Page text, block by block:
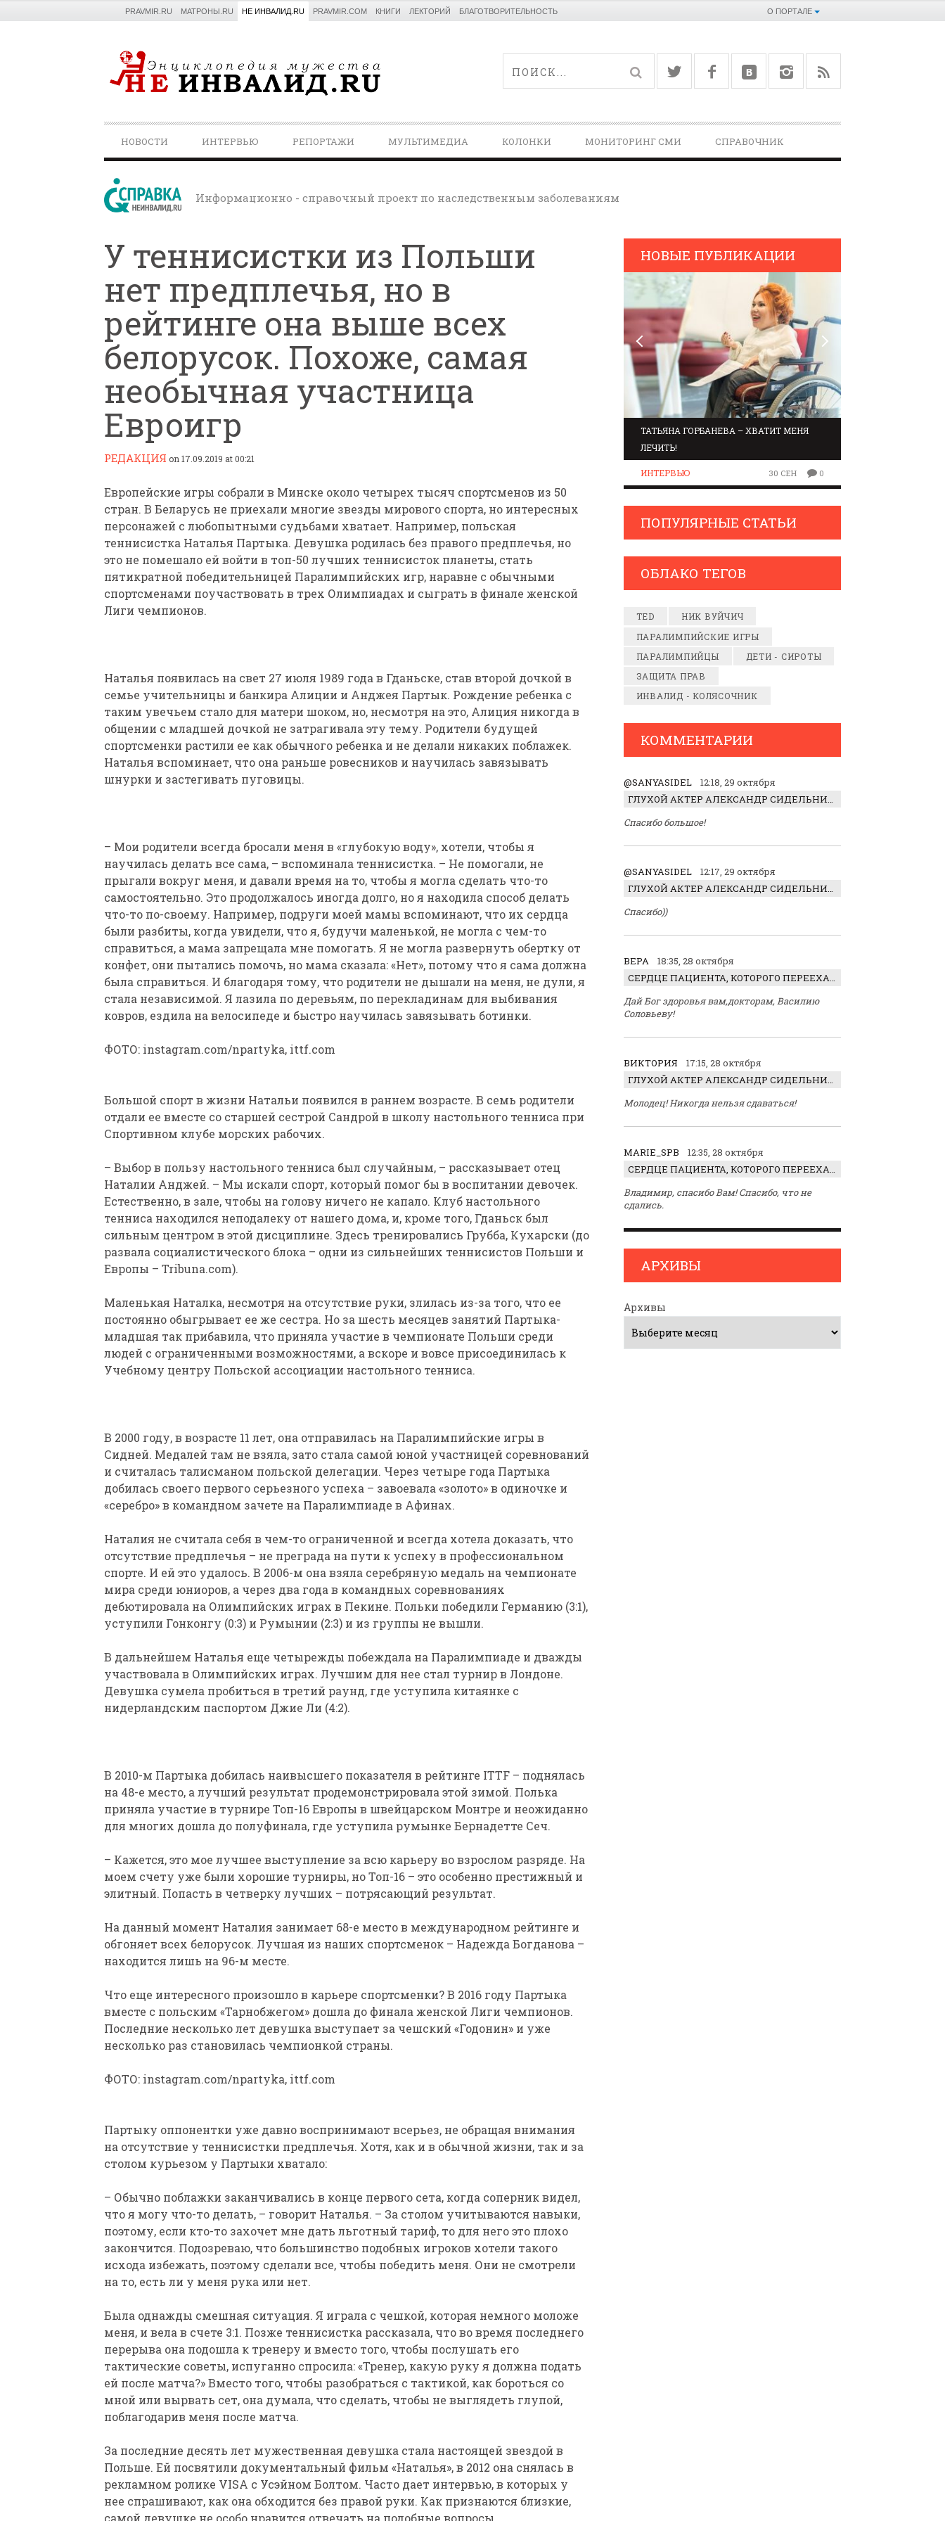
О ПОРТАЛЕ
PRAVMIR.RU МАТРОНЫ.RU НЕ ИНВАЛИД.RU PRAVMIR.COM КНИГИ ЛЕКТОРИЙ БЛАГОТВОРИТЕЛЬНОСТЬ
NAVIGATION
НОВОСТИ ИНТЕРВЬЮ РЕПОРТАЖИ МУЛЬТИМЕДИА КОЛОНКИ МОНИТОРИНГ СМИ СПРАВОЧНИК­
Информационно - справочный проект по наследственным заболеваниям
У теннисистки из Польши
нет предплечья, но в
рейтинге она выше всех
белорусок. Похоже, самая
необычная участница
Евроигр
РЕДАКЦИЯ on 17.09.2019 at 00:21
Европейские игры собрали в Минске около четырех тысяч спортсменов из 50
стран. В Беларусь не приехали многие звезды мирового спорта, но интересных
персонажей с любопытными судьбами хватает. Например, польская
теннисистка Наталья Партыка. Девушка родилась без правого предплечья, но
это не помешало ей войти в топ-50 лучших теннисисток планеты, стать
пятикратной победительницей Паралимпийских игр, наравне с обычными
спортсменами поучаствовать в трех Олимпиадах и сыграть в финале женской
Лиги чемпионов.
Наталья появилась на свет 27 июля 1989 года в Гданьске, став второй дочкой в
семье учительницы и банкира Алиции и Анджея Партык. Рождение ребенка с
таким увечьем стало для матери шоком, но, несмотря на это, Алиция никогда в
общении с младшей дочкой не затрагивала эту тему. Родители будущей
спортсменки растили ее как обычного ребенка и не делали никаких поблажек.
Наталья вспоминает, что она раньше ровесников и научилась завязывать
шнурки и застегивать пуговицы.
– Мои родители всегда бросали меня в «глубокую воду», хотели, чтобы я
научилась делать все сама, – вспоминала теннисистка. – Не помогали, не
прыгали вокруг меня, и давали время на то, чтобы я могла сделать что-то
самостоятельно. Это продолжалось иногда долго, но я находила способ делать
что-то по-своему. Например, подруги моей мамы вспоминают, что их сердца
были разбиты, когда увидели, что я, будучи маленькой, не могла с чем-то
справиться, а мама запрещала мне помогать. Я не могла развернуть обертку от
конфет, они пытались помочь, но мама сказала: «Нет», потому что я сама должна
была справиться. И благодаря тому, что родители не дышали на меня, не дули, я
стала независимой. Я лазила по деревьям, по перекладинам для выбивания
ковров, ездила на велосипеде и быстро научилась завязывать ботинки.
ФОТО: instagram.com/npartyka, ittf.com
Большой спорт в жизни Натальи появился в раннем возрасте. В семь родители
отдали ее вместе со старшей сестрой Сандрой в школу настольного тенниса при
Спортивном клубе морских рабочих.
– Выбор в пользу настольного тенниса был случайным, – рассказывает отец
Наталии Анджей. – Мы искали спорт, который помог бы в воспитании девочек.
Естественно, в зале, чтобы на голову ничего не капало. Клуб настольного
тенниса находился неподалеку от нашего дома, и, кроме того, Гданьск был
сильным центром в этой дисциплине. Здесь тренировались Грубба, Кухарски (до
развала социалистического блока – одни из сильнейших теннисистов Польши и
Европы – Tribuna.com).
Маленькая Наталка, несмотря на отсутствие руки, злилась из-за того, что ее
постоянно обыгрывает ее же сестра. Но за шесть месяцев занятий Партыка-
младшая так прибавила, что приняла участие в чемпионате Польши среди
людей с ограниченными возможностями, а вскоре и вовсе присоединилась к
Учебному центру Польской ассоциации настольного тенниса.
В 2000 году, в возрасте 11 лет, она отправилась на Паралимпийские игры в
Сидней. Медалей там не взяла, зато стала самой юной участницей соревнований
и считалась талисманом польской делегации. Через четыре года Партыка
добилась своего первого серьезного успеха – завоевала «золото» в одиночке и
«серебро» в командном зачете на Паралимпиаде в Афинах.
Наталия не считала себя в чем-то ограниченной и всегда хотела доказать, что
отсутствие предплечья – не преграда на пути к успеху в профессиональном
спорте. И ей это удалось. В 2006-м она взяла серебряную медаль на чемпионате
мира среди юниоров, а через два года в командных соревнованиях
дебютировала на Олимпийских играх в Пекине. Польки победили Германию (3:1),
уступили Гонконгу (0:3) и Румынии (2:3) и из группы не вышли.
В дальнейшем Наталья еще четырежды побеждала на Паралимпиаде и дважды
участвовала в Олимпийских играх. Лучшим для нее стал турнир в Лондоне.
Девушка сумела пробиться в третий раунд, где уступила китаянке с
нидерландским паспортом Джие Ли (4:2).
В 2010-м Партыка добилась наивысшего показателя в рейтинге ITTF – поднялась
на 48-е место, а лучший результат продемонстрировала этой зимой. Полька
приняла участие в турнире Топ-16 Европы в швейцарском Монтре и неожиданно
для многих дошла до полуфинала, где уступила румынке Бернадетте Сеч.
– Кажется, это мое лучшее выступление за всю карьеру во взрослом разряде. На
моем счету уже были хорошие турниры, но Топ-16 – это особенно престижный и
элитный. Попасть в четверку лучших – потрясающий результат.
На данный момент Наталия занимает 68-е место в международном рейтинге и
обгоняет всех белорусок. Лучшая из наших спортсменок – Надежда Богданова –
находится лишь на 96-м месте.
Что еще интересного произошло в карьере спортсменки? В 2016 году Партыка
вместе с польским «Тарнобжегом» дошла до финала женской Лиги чемпионов.
Последние несколько лет девушка выступает за чешский «Годонин» и уже
несколько раз становилась чемпионкой страны.
ФОТО: instagram.com/npartyka, ittf.com
Партыку оппонентки уже давно воспринимают всерьез, не обращая внимания
на отсутствие у теннисистки предплечья. Хотя, как и в обычной жизни, так и за
столом курьезом у Партыки хватало:
– Обычно поблажки заканчивались в конце первого сета, когда соперник видел,
что я могу что-то делать, – говорит Наталья. – За столом учитываются навыки,
поэтому, если кто-то захочет мне дать льготный тариф, то для него это плохо
закончится. Подозреваю, что большинство подобных игроков хотели такого
исхода избежать, поэтому сделали все, чтобы победить меня. Они не смотрели
на то, есть ли у меня рука или нет.
Была однажды смешная ситуация. Я играла с чешкой, которая немного моложе
меня, и вела в счете 3:1. Позже теннисистка рассказала, что во время последнего
перерыва она подошла к тренеру и вместо того, чтобы послушать его
тактические советы, испуганно спросила: «Тренер, какую руку я должна подать
ей после матча?» Вместо того, чтобы разобраться с тактикой, как бороться со
мной или вырвать сет, она думала, что сделать, чтобы не выглядеть глупой,
поблагодарив меня после матча.
За последние десять лет мужественная девушка стала настоящей звездой в
Польше. Ей посвятили документальный фильм «Наталья», в 2012 она снялась в
рекламном ролике VISA с Усэйном Болтом. Часто дает интервью, в которых у
нее спрашивают, как она обходится без правой руки. Как признаются близкие,
самой девушке не особо нравится отвечать на подобные вопросы.
НОВЫЕ ПУБЛИКАЦИИ
ТАТЬЯНА ГОРБАНЕВА – ХВАТИТ МЕНЯ
ЛЕЧИТЬ!
ИНТЕРВЬЮ 30 СЕН 0
ИСКУССТВО 31 АВГ
ПАРАЛИМПИЙСКАЯ ЧЕМПИОНКА ПО
КАЗАНИ ИРИНА ПОЛЯКОВА
БЕЗ НОГ 12 СЕН 0
ПОПУЛЯРНЫЕ СТАТЬИ
ОБЛАКО ТЕГОВ
TED
НИК ВУЙЧИЧ
ПАРАЛИМПИЙСКИЕ ИГРЫ
ПАРАЛИМПИЙЦЫ
ДЕТИ - СИРОТЫ
ЗАЩИТА ПРАВ
ИНВАЛИД - КОЛЯСОЧНИК
КОММЕНТАРИИ
@SANYASIDEL
12:18, 29 октября
ГЛУХОЙ АКТЕР АЛЕКСАНДР СИДЕЛЬНИКОВ: «С НАСЛАЖДЕНИЕМ ИГРАЛ ОТРИЦАТЕЛЬНОГО ГЕРОЯ!»
Спасибо большое!
@SANYASIDEL
12:17, 29 октября
ГЛУХОЙ АКТЕР АЛЕКСАНДР СИДЕЛЬНИКОВ: «С НАСЛАЖДЕНИЕМ ИГРАЛ ОТРИЦАТЕЛЬНОГО ГЕРОЯ!»
Спасибо))
ВЕРА
18:35, 28 октября
СЕРДЦЕ ПАЦИЕНТА, КОТОРОГО ПЕРЕЕХАЛ ТРАКТОР, ОБНАРУЖИЛИ… В ЖИВОТЕ
Дай Бог здоровья вам,докторам, Василию
Соловьеву!
ВИКТОРИЯ
17:15, 28 октября
ГЛУХОЙ АКТЕР АЛЕКСАНДР СИДЕЛЬНИКОВ: «С НАСЛАЖДЕНИЕМ ИГРАЛ ОТРИЦАТЕЛЬНОГО ГЕРОЯ!»
Молодец! Никогда нельзя сдаваться!
MARIE_SPB
12:35, 28 октября
СЕРДЦЕ ПАЦИЕНТА, КОТОРОГО ПЕРЕЕХАЛ ТРАКТОР, ОБНАРУЖИЛИ… В ЖИВОТЕ
Владимир, спасибо Вам! Спасибо, что не
сдались.
АРХИВЫ
Архивы